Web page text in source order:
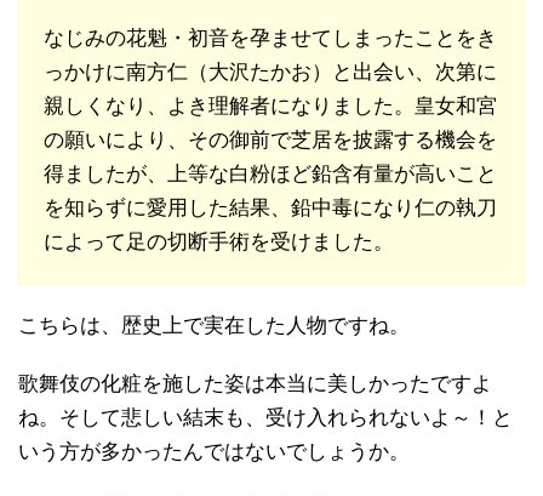
なじみの花魁・初音を孕ませてしまったことをき
っかけに南方仁（大沢たかお）と出会い、次第に
親しくなり、よき理解者になりました。皇女和宮
の願いにより、その御前で芝居を披露する機会を
得ましたが、上等な白粉ほど鉛含有量が高いこと
を知らずに愛用した結果、鉛中毒になり仁の執刀
によって足の切断手術を受けました。
こちらは、歴史上で実在した人物ですね。
歌舞伎の化粧を施した姿は本当に美しかったですよ
ね。そして悲しい結末も、受け入れられないよ～！と
いう方が多かったんではないでしょうか。